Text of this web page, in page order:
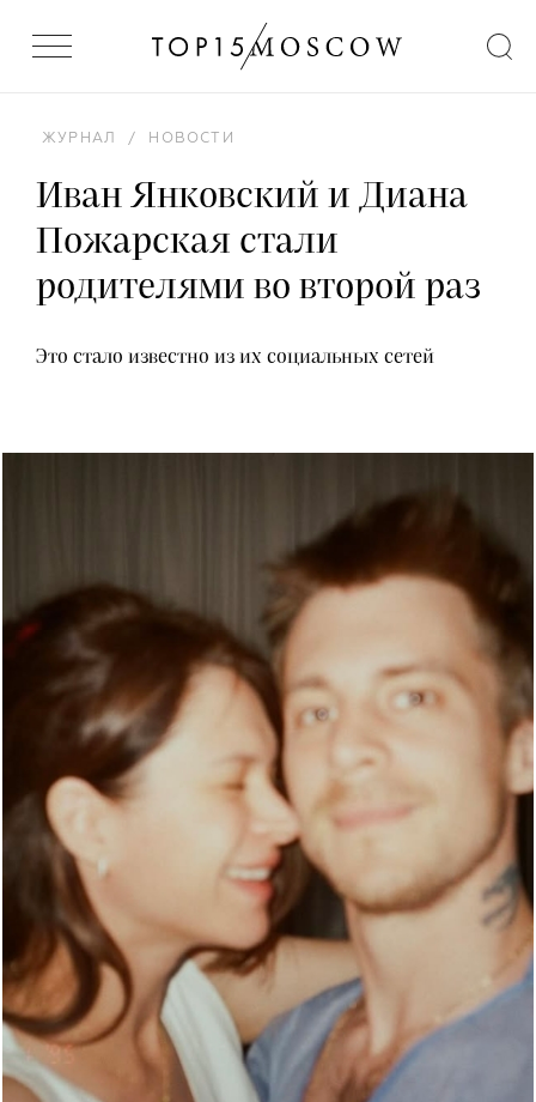
ЖУРНАЛ / НОВОСТИ
Иван Янковский и Диана
Пожарская стали
родителями во второй раз
Это стало известно из их социальных сетей